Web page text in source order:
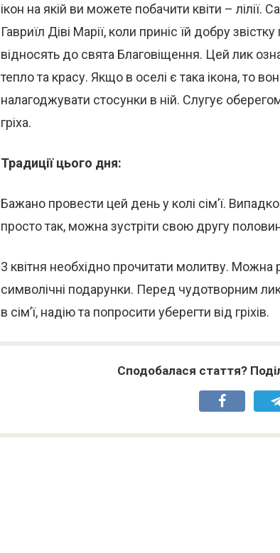
ікон на якій ви можете побачити квіти – лілії.
Гавриїл Діві Марії, коли приніс їй добру
відносять до свята Благовіщення. Цей лик
тепло та красу. Якщо в оселі є така ікона, то
налагоджувати стосунки в ній. Слугує
гріха.
Традиції цього дня:
Бажано провести цей день у колі сім’ї.
просто так, можна зустріти свою другу
3 квітня необхідно прочитати молитву.
символічні подарунки. Перед чудотворним
в сім’ї, надію та попросити уберегти від гріхів.
Сподобалася стаття?